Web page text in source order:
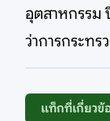
อุตสาหกรรม
ว่าการกระท
แท็กที่เกี่ยวข้